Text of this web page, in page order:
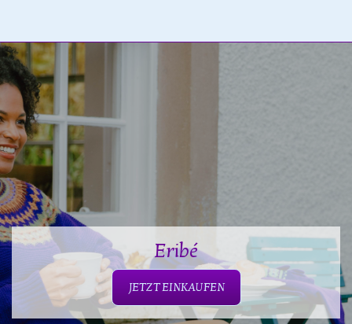
Eribé
JETZT EINKAUFEN